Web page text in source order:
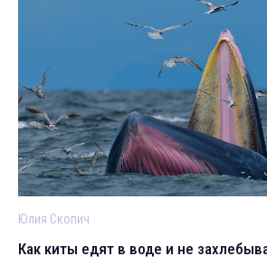
Юлия Скопич
Как киты едят в воде и не